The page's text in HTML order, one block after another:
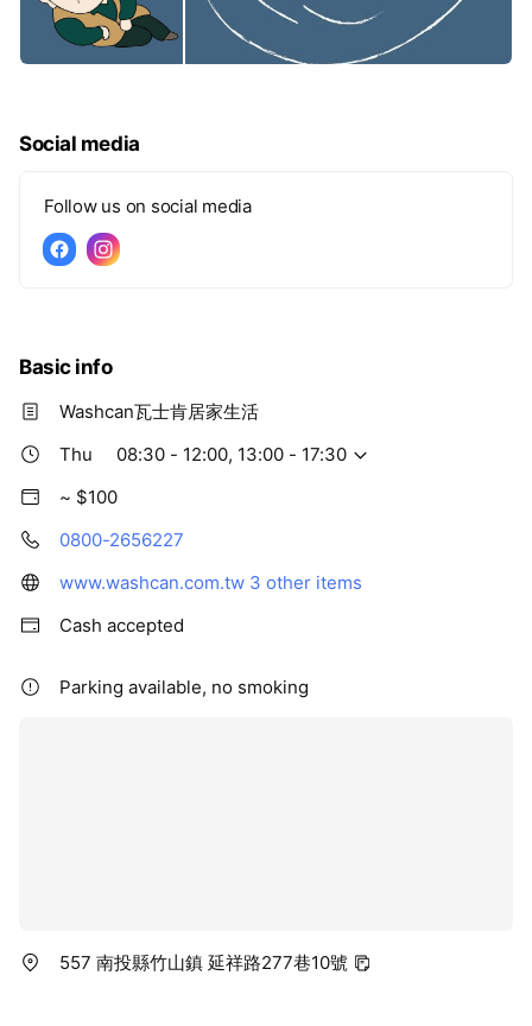
Social media
Follow us on social media
Basic info
Washcan瓦士肯居家生活
Thu
08:30 - 12:00, 13:00 - 17:30
~ $100
0800-2656227
www.washcan.com.tw 3 other items
Cash accepted
Parking available, no smoking
557 南投縣竹山鎮 延祥路277巷10號